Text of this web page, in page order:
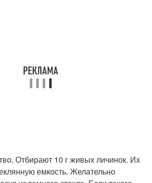
Отбирают 10 г живых личинок. Их
емкость. Желательно